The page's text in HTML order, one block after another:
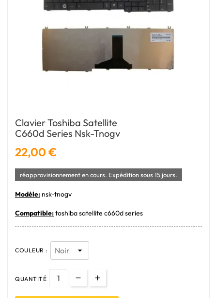
Clavier Toshiba Satellite
C660d Series Nsk-Tnogv
22,00 €
réapprovisionnement en cours. Expédition sous 15 jours.
Modèle: nsk-tnogv
Compatible:toshiba satellite c660d series
COULEUR :
QUANTITÉ